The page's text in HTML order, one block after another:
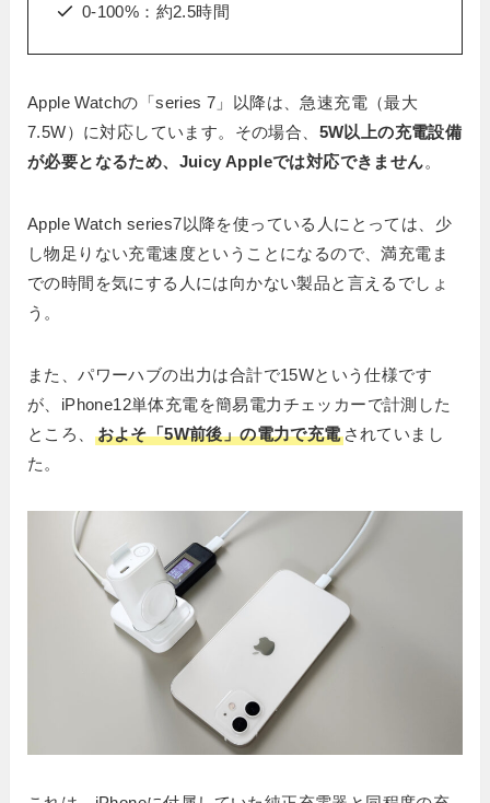
0-100%：約2.5時間
Apple Watchの「series 7」以降は、急速充電（最大
7.5W）に対応しています。その場合、 5W以上の充電設備
が必要となるため、Juicy Appleでは対応できません。
Apple Watch series7以降を使っている人にとっては、少
し物足りない充電速度ということになるので、満充電ま
での時間を気にする人には向かない製品と言えるでしょ
う。
また、パワーハブの出力は合計で15Wという仕様です
が、iPhone12単体充電を簡易電力チェッカーで計測した
ところ、
およそ「5W前後」の電力で充電されていまし
た。